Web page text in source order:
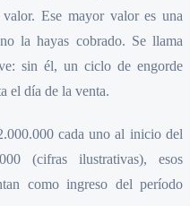
Ese mayor valor es una
la hayas cobrado. Se llama
sin él, un ciclo de engorde
el día de la venta.
cada uno al inicio del
(cifras ilustrativas), esos
como ingreso del período